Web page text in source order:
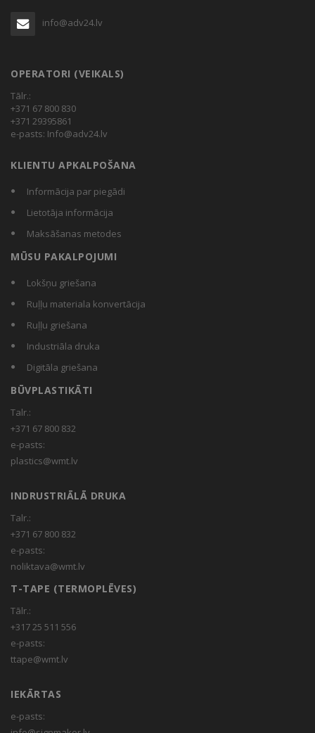
info@adv24.lv
OPERATORI (VEIKALS)
Tālr.:
+371 67 800 830
+371 29395861
e-pasts: Info@adv24.lv
KLIENTU APKALPOŠANA
Informācija par piegādi
Lietotāja informācija
Maksāšanas metodes
MŪSU PAKALPOJUMI
Lokšņu griešana
Ruļļu materiala konvertācija
Ruļļu griešana
Industriāla druka
Digitāla griešana
BŪVPLASTIKĀTI
Talr.:
+371 67 800 832
e-pasts:
plastics@wmt.lv
INDRUSTRIĀLĀ DRUKA
Talr.:
+371 67 800 832
e-pasts:
noliktava@wmt.lv
T-TAPE (TERMOPLĒVES)
Tālr.:
+317 25 511 556
e-pasts:
ttape@wmt.lv
IEKĀRTAS
e-pasts: